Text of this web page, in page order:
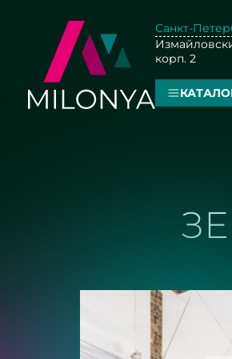
Санкт-
корп. 2